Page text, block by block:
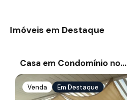
Imóveis em Destaque
Casa em Condomínio no…
Venda Em Destaque